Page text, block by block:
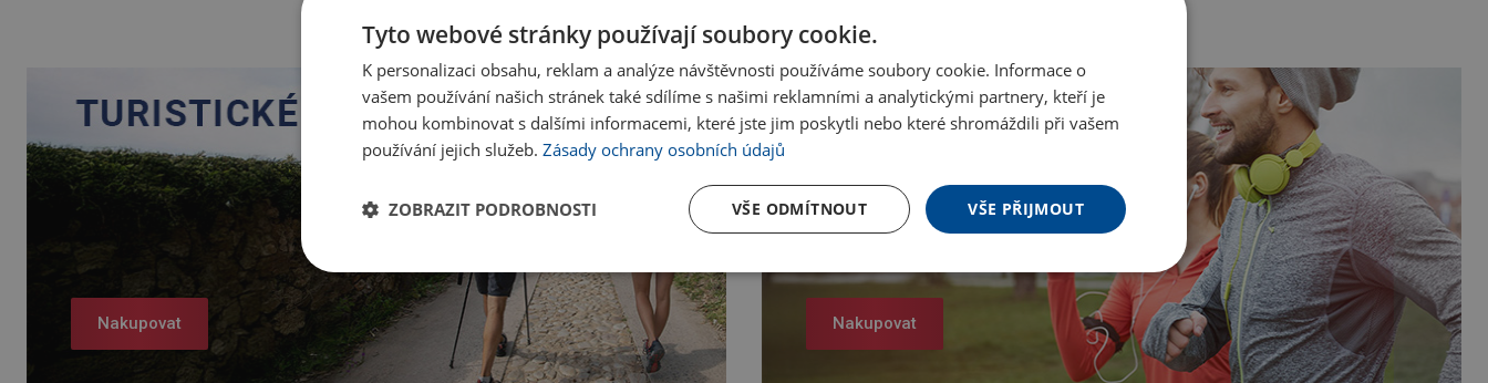
Nakupovat Nakupovat
Tyto webové stránky používají soubory cookie.
K personalizaci obsahu, reklam a analýze návštěvnosti používáme soubory cookie. Informace o
vašem používání našich stránek také sdílíme s našimi reklamními a analytickými partnery, kteří je
mohou kombinovat s dalšími informacemi, které jste jim poskytli nebo které shromáždili při vašem
používání jejich služeb. Zásady ochrany osobních údajů
VŠE PŘIJMOUT
VŠE ODMÍTNOUT
ZOBRAZIT PODROBNOSTI